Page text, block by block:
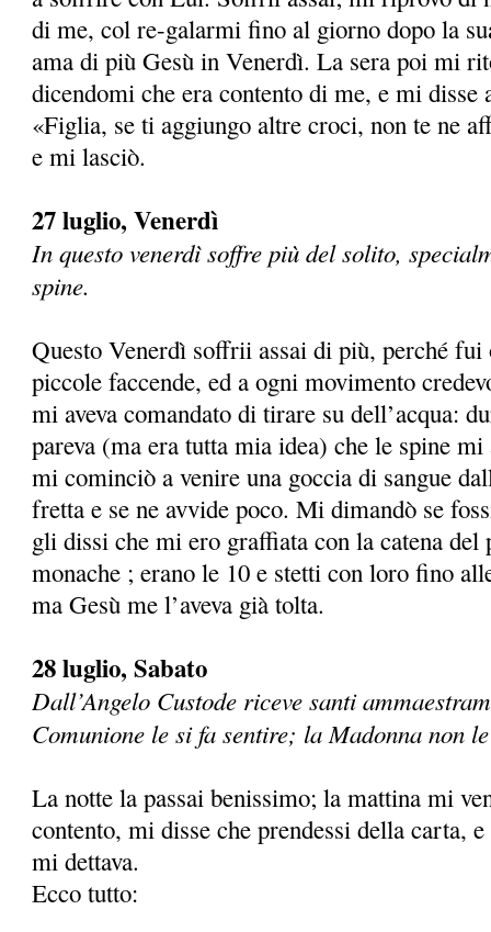
di me, col re-galarmi fino al giorno dopo la
ama di più Gesù in Venerdì. La sera poi mi
dicendomi che era contento di me, e mi disse
«Figlia, se ti aggiungo altre croci, non te ne
e mi lasciò.
27 luglio, Venerdì
In questo venerdì soffre più del solito,
spine.
Questo Venerdì soffrii assai di più, perché fui
piccole faccende, ed a ogni movimento
mi aveva comandato di tirare su dell’acqua:
pareva (ma era tutta mia idea) che le spine
mi cominciò a venire una goccia di sangue
fretta e se ne avvide poco. Mi dimandò se
gli dissi che mi ero graffiata con la catena del
monache ; erano le 10 e stetti con loro fino
ma Gesù me l’aveva già tolta.
28 luglio, Sabato
Dall’Angelo Custode riceve santi
Comunione le si fa sentire; la Madonna non
La notte la passai benissimo; la mattina mi
contento, mi disse che prendessi della carta,
mi dettava.
Ecco tutto: